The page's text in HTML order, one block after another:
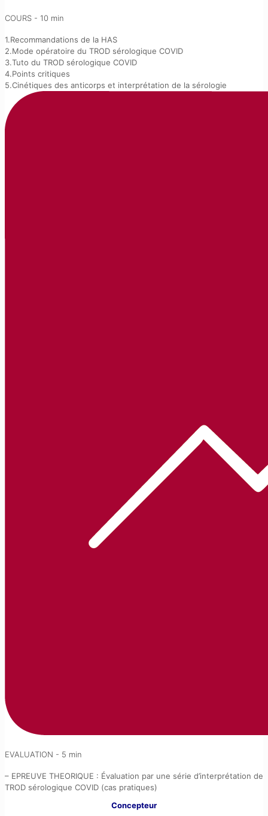
COURS - 10 min
1.Recommandations de la HAS
2.Mode opératoire du TROD sérologique COVID
3.Tuto du TROD sérologique COVID
4.Points critiques
5.Cinétiques des anticorps et interprétation de la sérologie
EVALUATION - 5 min
– EPREUVE THEORIQUE : Évaluation par une série d’interprétation de
TROD sérologique COVID (cas pratiques)
Concepteur